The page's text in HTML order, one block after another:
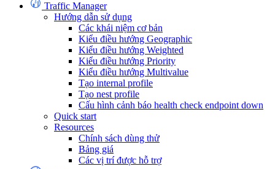
Traffic Manager
Hướng dẫn sử dụng
Các khái niệm cơ bản
Kiểu điều hướng Geographic
Kiểu điều hướng Weighted
Kiểu điều hướng Priority
Kiểu điều hướng Multivalue
Tạo internal profile
Tạo nest profile
Cấu hình cảnh báo health check endpoint down
Quick start
Resources
Chính sách dùng thử
Bảng giá
Các vị trí được hỗ trợ